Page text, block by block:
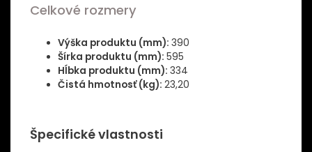
Celkové rozmery
Výška produktu (mm): 390
Šírka produktu (mm): 595
Hĺbka produktu (mm): 334
Čistá hmotnosť (kg): 23,20
Špecifické vlastnosti